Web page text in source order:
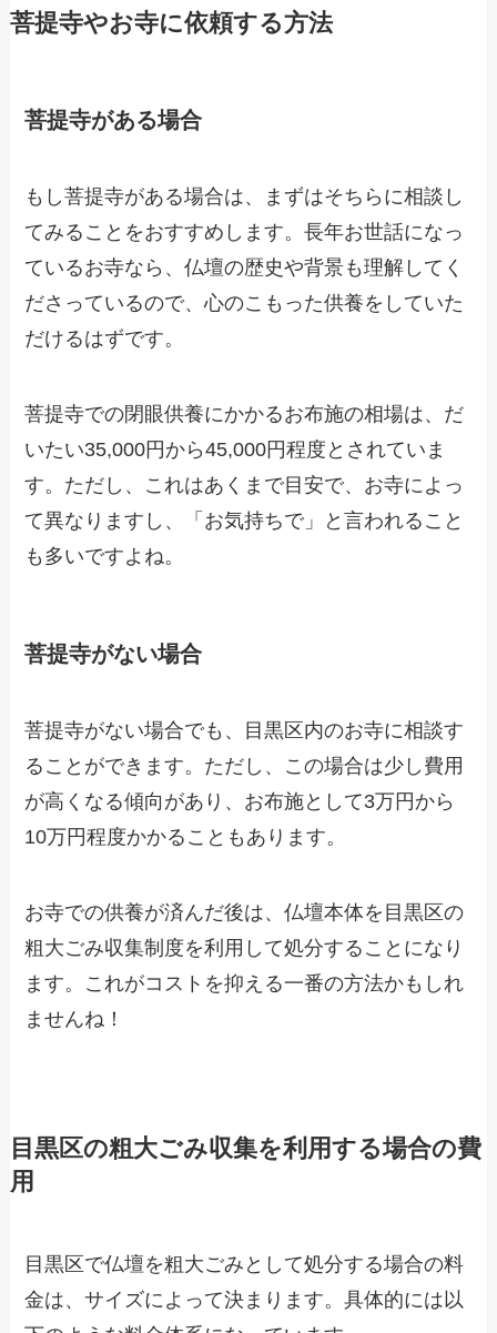
菩提寺やお寺に依頼する方法
菩提寺がある場合
もし菩提寺がある場合は、まずはそちらに相談し
てみることをおすすめします。長年お世話になっ
ているお寺なら、仏壇の歴史や背景も理解してく
ださっているので、心のこもった供養をしていた
だけるはずです。
菩提寺での閉眼供養にかかるお布施の相場は、だ
いたい35,000円から45,000円程度とされていま
す。ただし、これはあくまで目安で、お寺によっ
て異なりますし、「お気持ちで」と言われること
も多いですよね。
菩提寺がない場合
菩提寺がない場合でも、目黒区内のお寺に相談す
ることができます。ただし、この場合は少し費用
が高くなる傾向があり、お布施として3万円から
10万円程度かかることもあります。
お寺での供養が済んだ後は、仏壇本体を目黒区の
粗大ごみ収集制度を利用して処分することになり
ます。これがコストを抑える一番の方法かもしれ
ませんね！
目黒区の粗大ごみ収集を利用する場合の費
用
目黒区で仏壇を粗大ごみとして処分する場合の料
金は、サイズによって決まります。具体的には以